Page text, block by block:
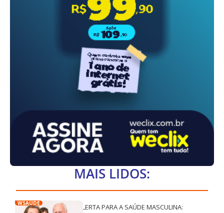
MAIS LIDOS:
WSAÚDE
ALERTA PARA A SAÚDE MASCULINA: